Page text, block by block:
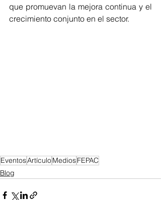
que promuevan la mejora continua y el
crecimiento conjunto en el sector.
EventosArtículoMediosFEPAC
Blog